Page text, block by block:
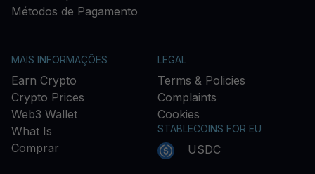
Métodos de Pagamento
MAIS INFORMAÇÕES
Earn Crypto
Crypto Prices
Web3 Wallet
What Is
Comprar
LEGAL
Terms & Policies
Complaints
Cookies
STABLECOINS FOR EU
USDC